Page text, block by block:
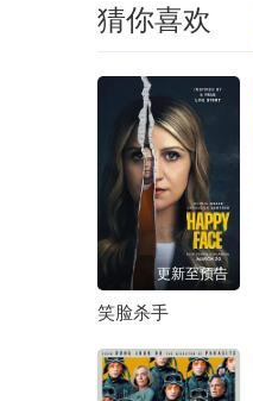
猜你喜欢
更新至预告
笑脸杀手